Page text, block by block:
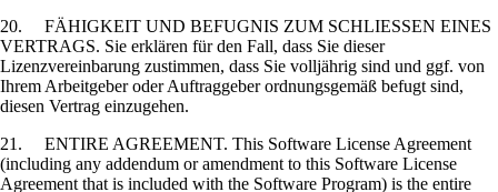
20. FÄHIGKEIT UND BEFUGNIS ZUM SCHLIESSEN EINES
VERTRAGS. Sie erklären für den Fall, dass Sie dieser
Lizenzvereinbarung zustimmen, dass Sie volljährig sind und ggf. von
Ihrem Arbeitgeber oder Auftraggeber ordnungsgemäß befugt sind,
diesen Vertrag einzugehen.
21. ENTIRE AGREEMENT. This Software License Agreement
(including any addendum or amendment to this Software License
Agreement that is included with the Software Program) is the entire